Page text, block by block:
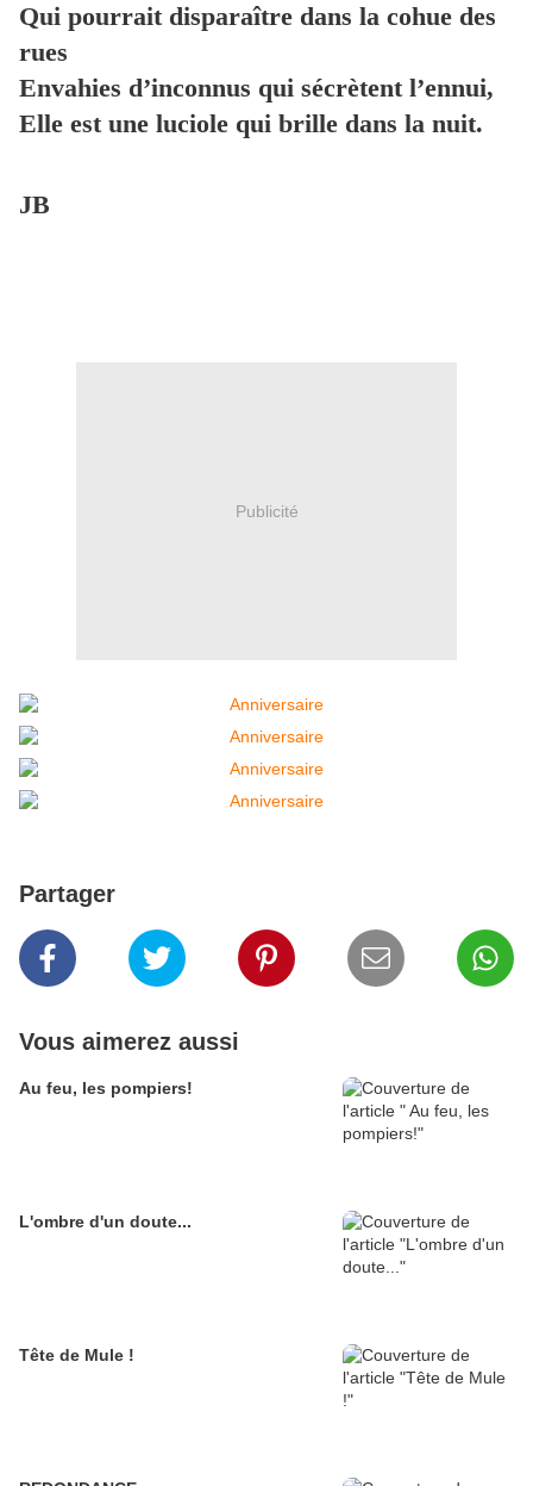
Qui pourrait disparaître dans la cohue des
rues
Envahies d’inconnus qui sécrètent l’ennui,
Elle est une luciole qui brille dans la nuit.
JB
Publicité
Partager
Vous aimerez aussi
Au feu, les pompiers!
L'ombre d'un doute...
Tête de Mule !